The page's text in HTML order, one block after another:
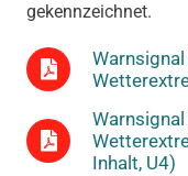
gekennzeichnet.
Inhalt, U4)